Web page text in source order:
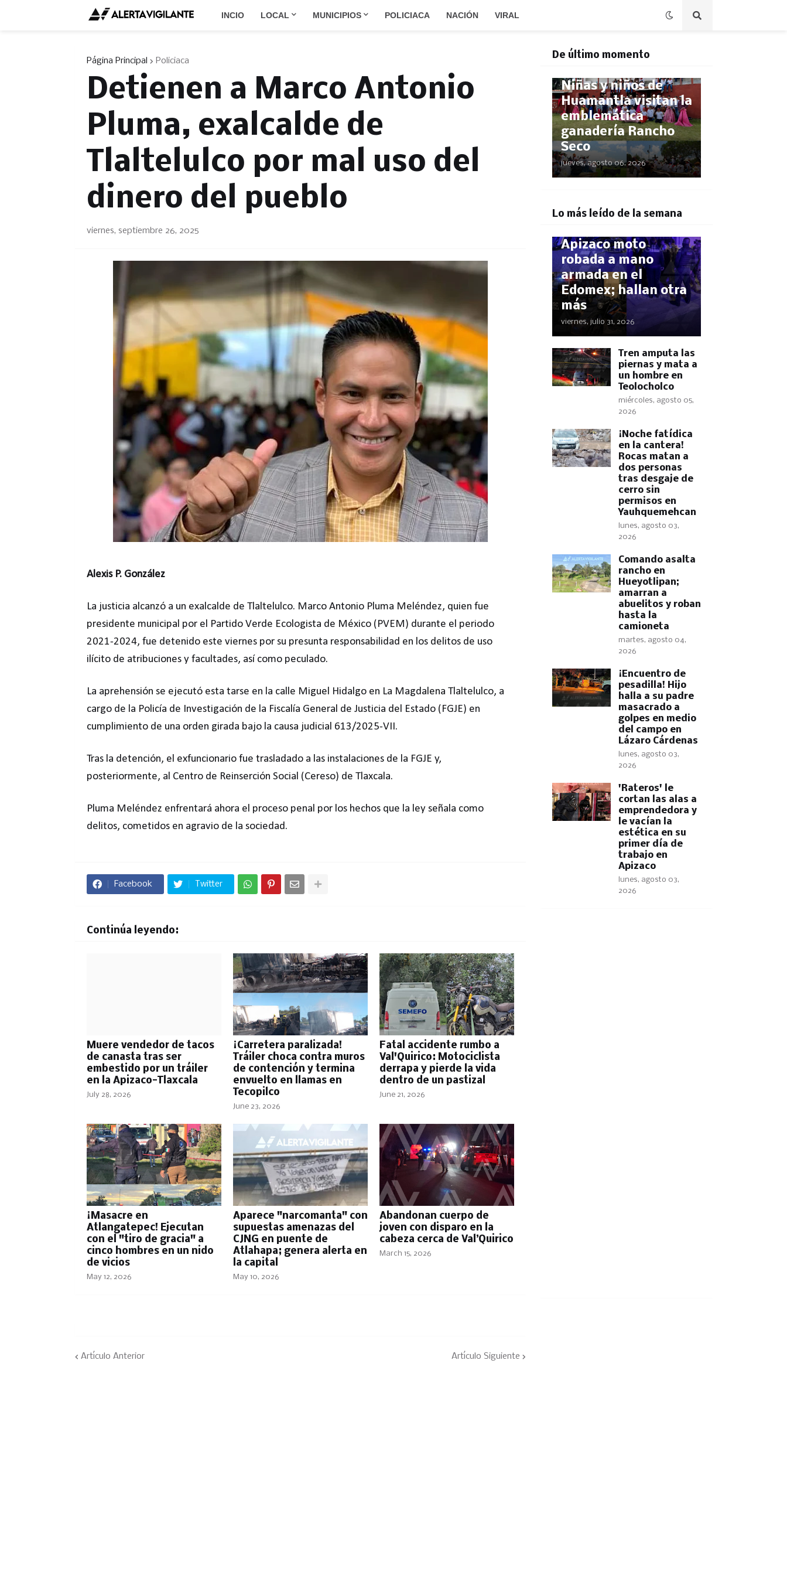
INCIO LOCAL MUNICIPIOS POLICIACA NACIÓN VIRAL
Página Principal Policiaca
Detienen a Marco Antonio
Pluma, exalcalde de
Tlaltelulco por mal uso del
dinero del pueblo
viernes, septiembre 26, 2025
Alexis P. González
La justicia alcanzó a un exalcalde de Tlaltelulco. Marco Antonio Pluma Meléndez, quien fue
presidente municipal por el Partido Verde Ecologista de México (PVEM) durante el periodo
2021-2024, fue detenido este viernes por su presunta responsabilidad en los delitos de uso
ilícito de atribuciones y facultades, así como peculado.
La aprehensión se ejecutó esta tarse en la calle Miguel Hidalgo en La Magdalena Tlaltelulco, a
cargo de la Policía de Investigación de la Fiscalía General de Justicia del Estado (FGJE) en
cumplimiento de una orden girada bajo la causa judicial 613/2025-VII.
Tras la detención, el exfuncionario fue trasladado a las instalaciones de la FGJE y,
posteriormente, al Centro de Reinserción Social (Cereso) de Tlaxcala.
Pluma Meléndez enfrentará ahora el proceso penal por los hechos que la ley señala como
delitos, cometidos en agravio de la sociedad.
Facebook Twitter
Continúa leyendo:
Muere vendedor de tacos
de canasta tras ser
embestido por un tráiler
en la Apizaco-Tlaxcala
July 28, 2026
¡Carretera paralizada!
Tráiler choca contra muros
de contención y termina
envuelto en llamas en
Tecopilco
June 23, 2026
Fatal accidente rumbo a
Val'Quirico: Motociclista
derrapa y pierde la vida
dentro de un pastizal
June 21, 2026
¡Masacre en
Atlangatepec! Ejecutan
con el "tiro de gracia" a
cinco hombres en un nido
de vicios
May 12, 2026
Aparece "narcomanta" con
supuestas amenazas del
CJNG en puente de
Atlahapa; genera alerta en
la capital
May 10, 2026
Abandonan cuerpo de
joven con disparo en la
cabeza cerca de Val’Quirico
March 15, 2026
Artículo Anterior Artículo Siguiente
De último momento
Niñas y niños de
Huamantla visitan la
emblemática
ganadería Rancho
Seco
jueves, agosto 06, 2026
Lo más leído de la semana
¡El GPS los delató!
Apizaco moto
robada a mano
armada en el
Edomex; hallan otra
más
viernes, julio 31, 2026
Tren amputa las
piernas y mata a
un hombre en
Teolocholco
miércoles, agosto 05,
2026
​¡Noche fatídica
en la cantera!
Rocas matan a
dos personas
tras desgaje de
cerro sin
permisos en
Yauhquemehcan
lunes, agosto 03,
2026
Comando asalta
rancho en
Hueyotlipan;
amarran a
abuelitos y roban
hasta la
camioneta
martes, agosto 04,
2026
​¡Encuentro de
pesadilla! Hijo
halla a su padre
masacrado a
golpes en medio
del campo en
Lázaro Cárdenas
lunes, agosto 03,
2026
'Rateros' le
cortan las alas a
emprendedora y
le vacían la
estética en su
primer día de
trabajo en
Apizaco
lunes, agosto 03,
2026